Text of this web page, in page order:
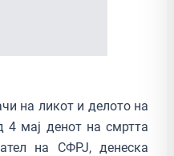
на ликот и делото на
4 мај денот на смртта
на СФРЈ, денеска